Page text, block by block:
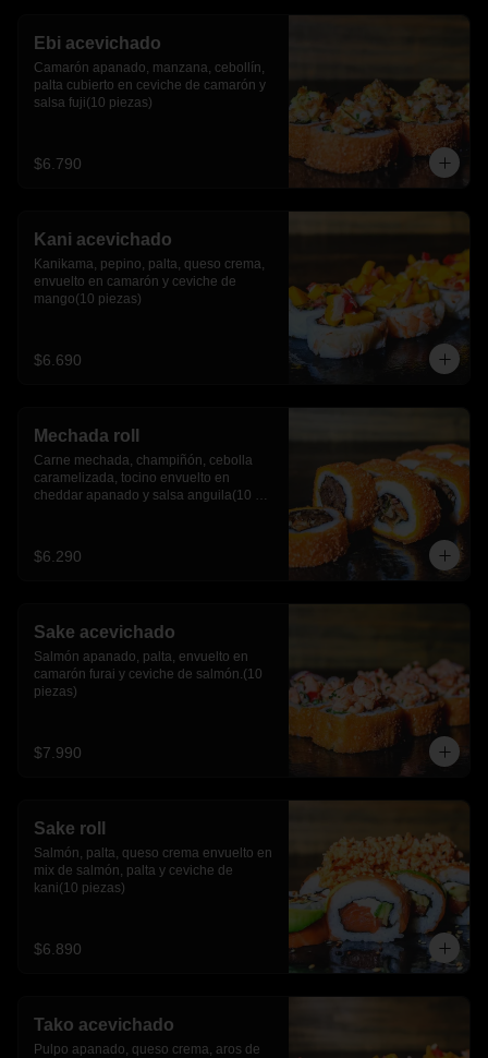
Ebi acevichado
Camarón apanado, manzana, cebollín,
palta cubierto en ceviche de camarón y
salsa fuji(10 piezas)
$6.790
Kani acevichado
Kanikama, pepino, palta, queso crema,
envuelto en camarón y ceviche de
mango(10 piezas)
$6.690
Mechada roll
Carne mechada, champiñón, cebolla
caramelizada, tocino envuelto en
cheddar apanado y salsa anguila(10
$6.290
Sake acevichado
Salmón apanado, palta, envuelto en
camarón furai y ceviche de salmón.(10
piezas)
$7.990
Sake roll
Salmón, palta, queso crema envuelto en
mix de salmón, palta y ceviche de
kani(10 piezas)
$6.890
Tako acevichado
Pulpo apanado, queso crema, aros de